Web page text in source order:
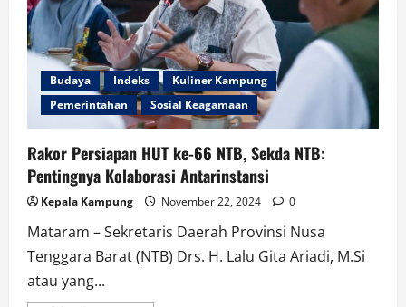
Budaya Indeks
Kuliner Kampung
Pemerintahan
Sosial Keagamaan
Rakor Persiapan HUT ke-66 NTB, Sekda NTB:
Pentingnya Kolaborasi Antarinstansi
Kepala Kampung November 22, 2024 0
Mataram – Sekretaris Daerah Provinsi Nusa
Tenggara Barat (NTB) Drs. H. Lalu Gita Ariadi, M.Si
atau yang...